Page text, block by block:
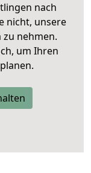
nach
nicht, unsere
nehmen.
um Ihren